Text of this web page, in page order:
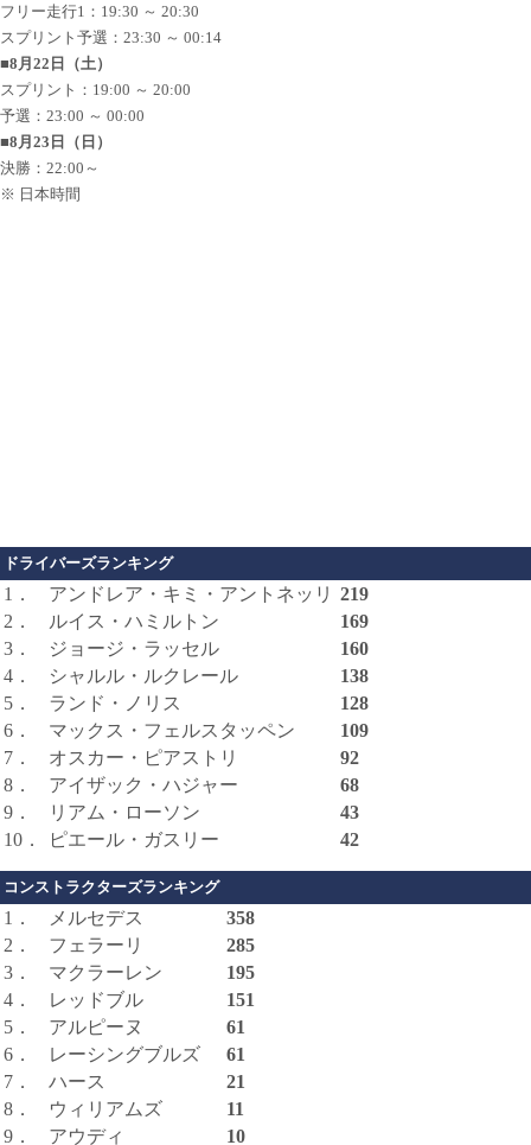
フリー走行1：19:30 ～ 20:30
スプリント予選：23:30 ～ 00:14
■8月22日（土）
スプリント：19:00 ～ 20:00
予選：23:00 ～ 00:00
■8月23日（日）
決勝：22:00～
※ 日本時間
ドライバーズランキング
1． アンドレア・キミ・アントネッリ 219
2．
ルイス・ハミルトン
169
3．
ジョージ・ラッセル
160
4．
シャルル・ルクレール
138
5．
ランド・ノリス
128
6．
マックス・フェルスタッペン
109
7．
オスカー・ピアストリ
92
8．
アイザック・ハジャー
68
9．
リアム・ローソン
43
10．
ピエール・ガスリー 42
コンストラクターズランキング
1． メルセデス
358
2．
フェラーリ
285
3．
マクラーレン
195
4．
レッドブル
151
5．
アルピーヌ
61
6．
レーシングブルズ
61
7．
ハース
21
8．
ウィリアムズ
11
9．
アウディ
10